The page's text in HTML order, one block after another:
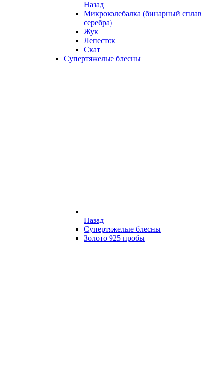
Назад
Микроколебалка (бинарный сплав
серебра)
Жук
Лепесток
Скат
Супертяжелые блесны
Назад
Супертяжелые блесны
Золото 925 пробы